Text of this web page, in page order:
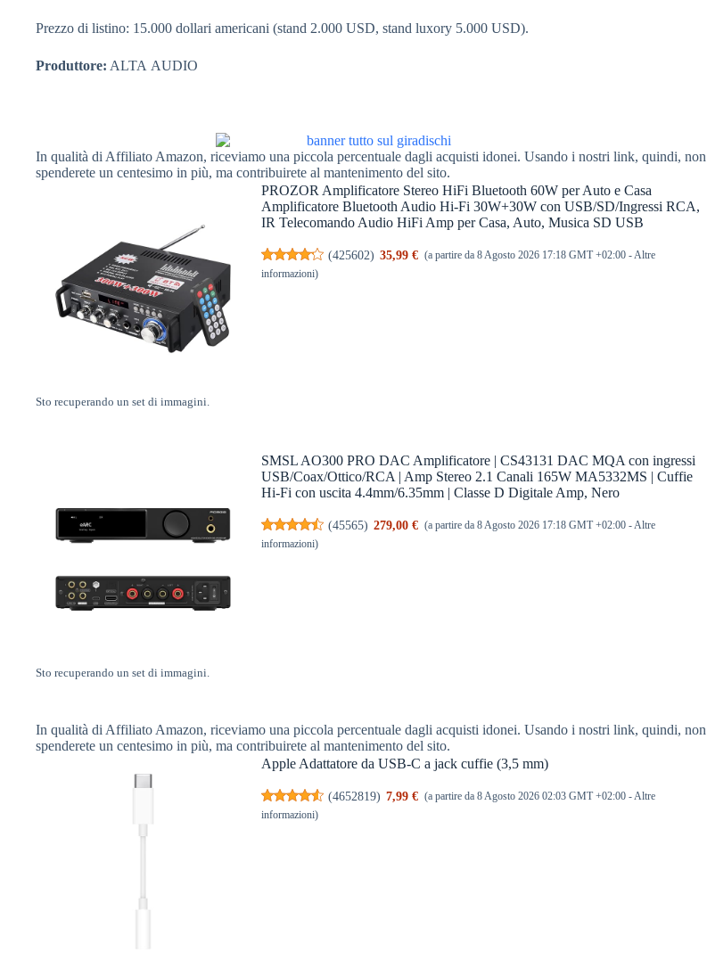
Prezzo di listino: 15.000 dollari americani (stand 2.000 USD, stand luxory 5.000 USD).
Produttore: ALTA AUDIO
In qualità di Affiliato Amazon, riceviamo una piccola percentuale dagli acquisti idonei. Usando i nostri link, quindi, non
spenderete un centesimo in più, ma contribuirete al mantenimento del sito.
Sto recuperando un set di immagini.
PROZOR Amplificatore Stereo HiFi Bluetooth 60W per Auto e Casa
Amplificatore Bluetooth Audio Hi-Fi 30W+30W con USB/SD/Ingressi RCA,
IR Telecomando Audio HiFi Amp per Casa, Auto, Musica SD USB
(425602) 35,99 € (a partire da 8 Agosto 2026 17:18 GMT +02:00 - Altre
informazioni)
Sto recuperando un set di immagini.
SMSL AO300 PRO DAC Amplificatore | CS43131 DAC MQA con ingressi
USB/Coax/Ottico/RCA | Amp Stereo 2.1 Canali 165W MA5332MS | Cuffie
Hi-Fi con uscita 4.4mm/6.35mm | Classe D Digitale Amp, Nero
(45565) 279,00 € (a partire da 8 Agosto 2026 17:18 GMT +02:00 -Altre
informazioni)
In qualità di Affiliato Amazon, riceviamo una piccola percentuale dagli acquisti idonei. Usando i nostri link, quindi, non
spenderete un centesimo in più, ma contribuirete al mantenimento del sito.
Apple Adattatore da USB-C a jack cuffie (3,5 mm) ​​​​​​​
(4652819) 7,99 € (a partire da 8 Agosto 2026 02:03 GMT +02:00 - Altre
informazioni)